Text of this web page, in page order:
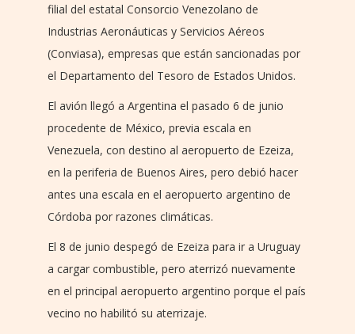
filial del estatal Consorcio Venezolano de
Industrias Aeronáuticas y Servicios Aéreos
(Conviasa), empresas que están sancionadas por
el Departamento del Tesoro de Estados Unidos.
El avión llegó a Argentina el pasado 6 de junio
procedente de México, previa escala en
Venezuela, con destino al aeropuerto de Ezeiza,
en la periferia de Buenos Aires, pero debió hacer
antes una escala en el aeropuerto argentino de
Córdoba por razones climáticas.
El 8 de junio despegó de Ezeiza para ir a Uruguay
a cargar combustible, pero aterrizó nuevamente
en el principal aeropuerto argentino porque el país
vecino no habilitó su aterrizaje.